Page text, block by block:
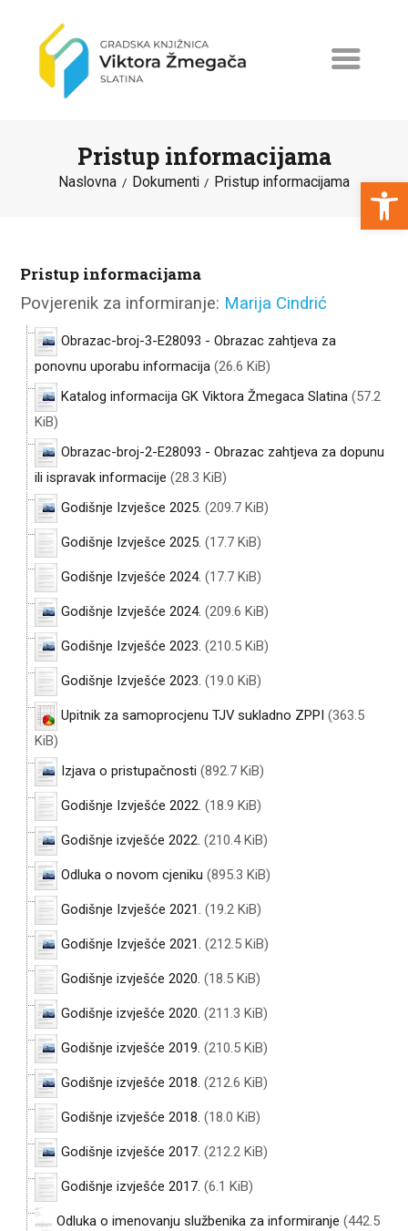
Open toolbar
Pristup informacijama
Naslovna Dokumenti Pristup informacijama
NOVOSTI
ERASMUS+
PROGRAMI I PROJEKTI
KATALOG
O KNJIŽNICI
ODJELI
DOKUMENTI
Pristup informacijama
Povjerenik za informiranje: Marija Cindrić
Obrazac-broj-3-E28093 - Obrazac zahtjeva za
ponovnu uporabu informacija (26.6 KiB)
Katalog informacija GK Viktora Žmegaca Slatina(57.2
KiB)
Obrazac-broj-2-E28093 - Obrazac zahtjeva za dopunu
ili ispravak informacije (28.3 KiB)
Godišnje Izvješce 2025. (209.7 KiB)
Godišnje Izvješce 2025. (17.7 KiB)
Godišnje Izvješće 2024. (17.7 KiB)
Godišnje Izvješće 2024. (209.6 KiB)
Godišnje Izvješće 2023. (210.5 KiB)
Godišnje Izvješće 2023. (19.0 KiB)
Upitnik za samoprocjenu TJV sukladno ZPPI (363.5
KiB)
Izjava o pristupačnosti (892.7 KiB)
Godišnje Izvješće 2022. (18.9 KiB)
Godišnje izvješće 2022. (210.4 KiB)
Odluka o novom cjeniku (895.3 KiB)
Godišnje Izvješće 2021. (19.2 KiB)
Godišnje Izvješće 2021. (212.5 KiB)
Godišnje izvješće 2020. (18.5 KiB)
Godišnje izvješće 2020. (211.3 KiB)
Godišnje izvješće 2019. (210.5 KiB)
Godišnje izvješće 2018. (212.6 KiB)
Godišnje izvješće 2018. (18.0 KiB)
Godišnje izvješće 2017. (212.2 KiB)
Godišnje izvješće 2017. (6.1 KiB)
Odluka o imenovanju službenika za informiranje (442.5